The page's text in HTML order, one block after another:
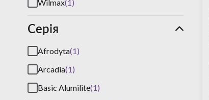
Wilmax(1)
Серія
Afrodyta(1)
Arcadia(1)
Basic Alumilite(1)